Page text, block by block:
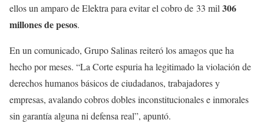
ellos un amparo de Elektra para evitar el cobro de 33 mil306
millones de pesos.
En un comunicado, Grupo Salinas reiteró los amagos que ha
hecho por meses. “La Corte espuria ha legitimado la violación de
derechos humanos básicos de ciudadanos, trabajadores y
empresas, avalando cobros dobles inconstitucionales e inmorales
sin garantía alguna ni defensa real”, apuntó.